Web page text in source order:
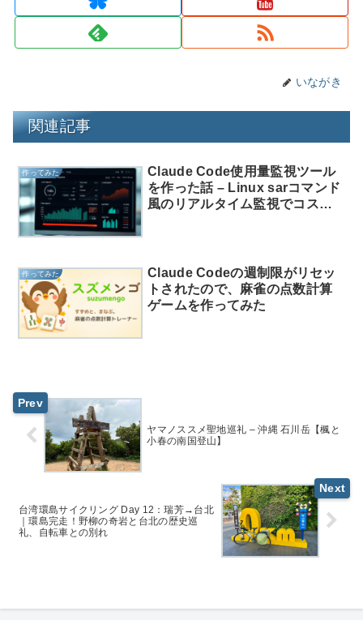
いながき
関連記事
作ってみた
Claude Code使用量監視ツール
を作った話 – Linux sarコマンド
風のリアルタイム監視でコスト
作ってみた
Claude Codeの週制限がリセッ
トされたので、麻雀の点数計算
ゲームを作ってみた
ヤマノススメ聖地巡礼 – 沖縄 石川岳【楓と
小春の南国登山】
台湾環島サイクリング Day 12：瑞芳→台北
｜環島完走！野柳の奇岩と台北の歴史巡
礼、自転車との別れ